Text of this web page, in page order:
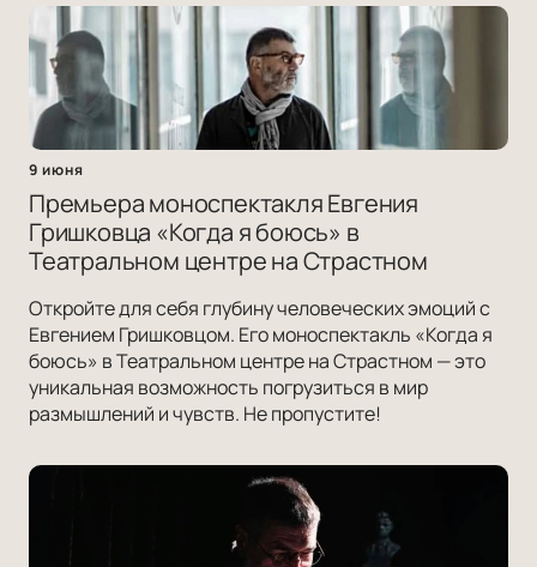
9 июня
Премьера моноспектакля Евгения
Гришковца «Когда я боюсь» в
Театральном центре на Страстном
Откройте для себя глубину человеческих эмоций с
Евгением Гришковцом. Его моноспектакль «Когда я
боюсь» в Театральном центре на Страстном — это
уникальная возможность погрузиться в мир
размышлений и чувств. Не пропустите!